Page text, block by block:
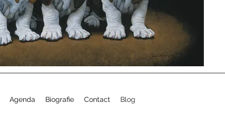
Agenda Biografie Contact Blog